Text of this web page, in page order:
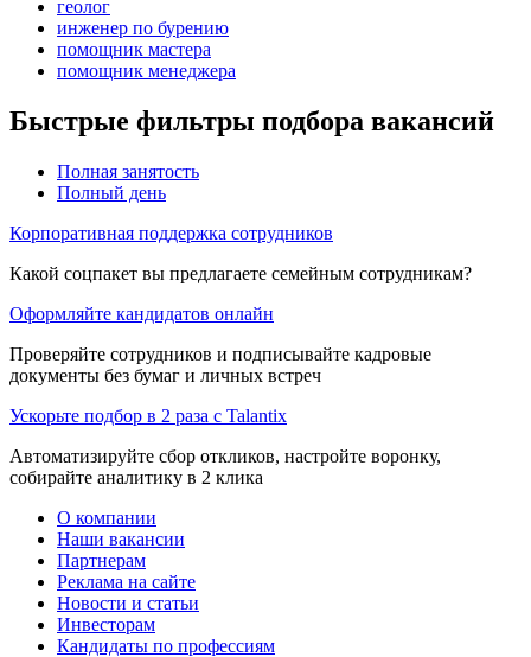
геолог
инженер по бурению
помощник мастера
помощник менеджера
Быстрые фильтры подбора вакансий
Полная занятость
Полный день
Корпоративная поддержка сотрудников
Какой соцпакет вы предлагаете семейным сотрудникам?
Оформляйте кандидатов онлайн
Проверяйте сотрудников и подписывайте кадровые
документы без бумаг и личных встреч
Ускорьте подбор в 2 раза с Talantix
Автоматизируйте сбор откликов, настройте воронку,
собирайте аналитику в 2 клика
О компании
Наши вакансии
Партнерам
Реклама на сайте
Новости и статьи
Инвесторам
Кандидаты по профессиям